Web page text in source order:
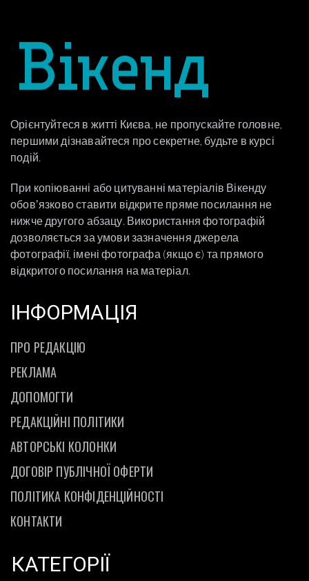
Орієнтуйтеся в житті Києва, не пропускайте головне,
першими дізнавайтеся про секретне, будьте в курсі
подій.
При копіюванні або цитуванні матеріалів Вікенду
обовʼязково ставити відкрите пряме посилання не
нижче другого абзацу. Використання фотографій
дозволяється за умови зазначення джерела
фотографії, імені фотографа (якщо є) та прямого
відкритого посилання на матеріал.
ІНФОРМАЦІЯ
ПРО РЕДАКЦІЮ
РЕКЛАМА
ДОПОМОГТИ
РЕДАКЦІЙНІ ПОЛІТИКИ
АВТОРСЬКІ КОЛОНКИ
ДОГОВІР ПУБЛІЧНОЇ ОФЕРТИ
ПОЛІТИКА КОНФІДЕНЦІЙНОСТІ
КОНТАКТИ
КАТЕГОРІЇ